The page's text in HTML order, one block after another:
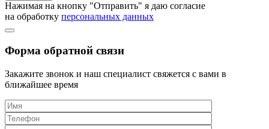
Нажимая на кнопку "Отправить" я даю согласие
на обработку персональных данных
Форма обратной связи
Закажите звонок и наш специалист свяжется с вами в
ближайшее время